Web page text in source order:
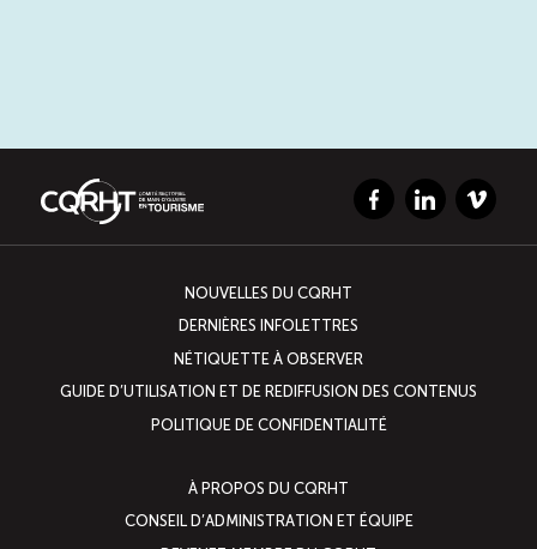
FacebookLinkedInVimeo
NOUVELLES DU CQRHT
DERNIÈRES INFOLETTRES
NÉTIQUETTE À OBSERVER
GUIDE D’UTILISATION ET DE REDIFFUSION DES CONTENUS
POLITIQUE DE CONFIDENTIALITÉ
À PROPOS DU CQRHT
CONSEIL D’ADMINISTRATION ET ÉQUIPE